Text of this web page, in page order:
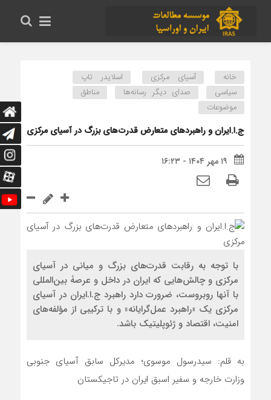
خانه آسیای مرکزی
اسلایدر تاپ
سیاسی
صدای دیگر رسانه‌ها
مناطق
موضوعات
ج.ا.ایران و راهبردهای متعارض قدرت‌های بزرگ در آسیای مرکزی
۱۹ مهر ۱۴۰۴ - ۱۶:۲۳
با توجه به رقابت قدرت‌های بزرگ و میانی در آسیای
مرکزی و چالش‌هایی که ایران در داخل و عرصۀ بین‌المللی
با آنها روبروست، ضرورت دارد راهبرد ج.ا.ایران در آسیای
مرکزی یک «راهبرد عمل‌گرایانه» و با ترکیبی از مؤلفه‌های
امنیت، اقتصاد و ژئوپلیتیک باشد.
به قلم: سیدرسول موسوی؛ مدیرکل سابق آسیای جنوبی
وزارت خارجه و سفیر اسبق ایران در تاجیکستان